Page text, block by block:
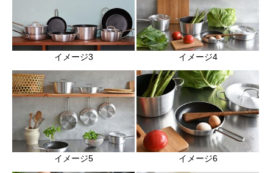
イメージ3 イメージ4
イメージ5 イメージ6